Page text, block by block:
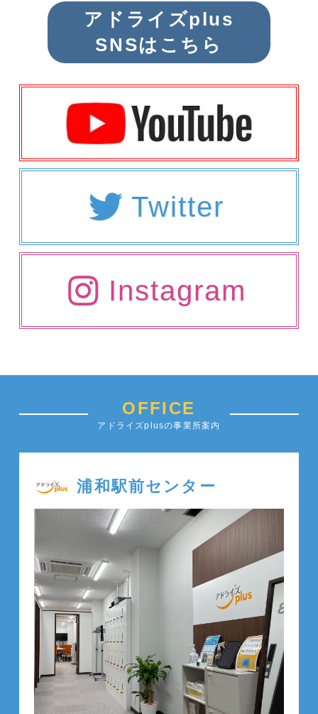
アドライズplus
SNSはこちら
Twitter
Instagram
OFFICE
アドライズplusの事業所案内
浦和駅前センター